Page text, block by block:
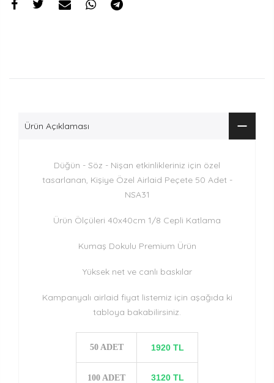
Ürün Açıklaması
Düğün - Söz - Nişan etkinlikleriniz için özel
tasarlanan, Kişiye Özel Airlaid Peçete 50 Adet -
NSA31
Ürün Ölçüleri 40x40cm 1/8 Cepli Katlama
Kumaş Dokulu Premium Ürün
Yüksek net ve canlı baskılar
Kampanyalı airlaid fiyat listemiz için aşağıda ki
tabloya bakabilirsiniz.
50 ADET 1920 TL
100 ADET 3120 TL